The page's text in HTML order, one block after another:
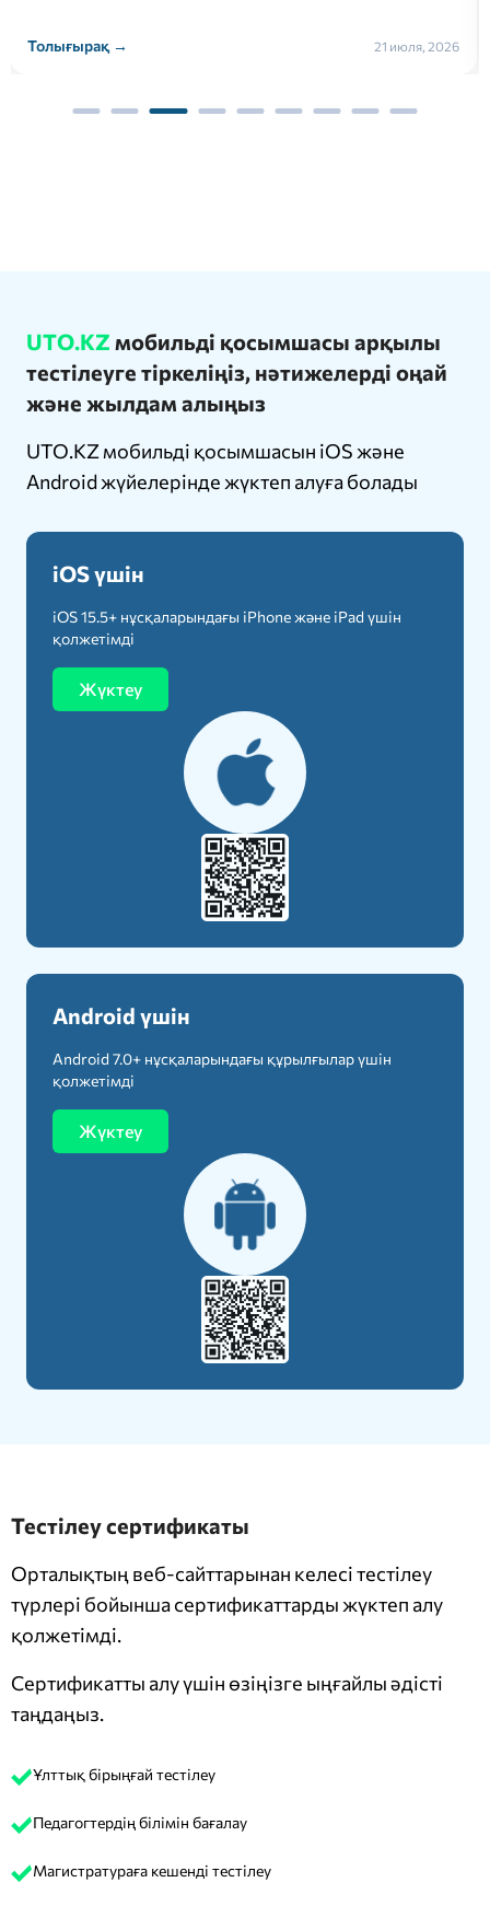
Толығырақ → 21 июля, 2026
UTO.KZ мобильді қосымшасы арқылы
тестілеуге тіркеліңіз, нәтижелерді оңай
және жылдам алыңыз
UTO.KZ мобильді қосымшасын iOS және
Android жүйелерінде жүктеп алуға болады
iOS үшін
iOS 15.5+ нұсқаларындағы iPhone және iPad үшін
қолжетімді
Жүктеу
Android үшін
Android 7.0+ нұсқаларындағы құрылғылар үшін
қолжетімді
Жүктеу
Тестілеу сертификаты
Орталықтың веб-сайттарынан келесі тестілеу
түрлері бойынша сертификаттарды жүктеп алу
қолжетімді.
Сертификатты алу үшін өзіңізге ыңғайлы әдісті
таңдаңыз.
Ұлттық бірыңғай тестілеу
Педагогтердің білімін бағалау
Магистратураға кешенді тестілеу